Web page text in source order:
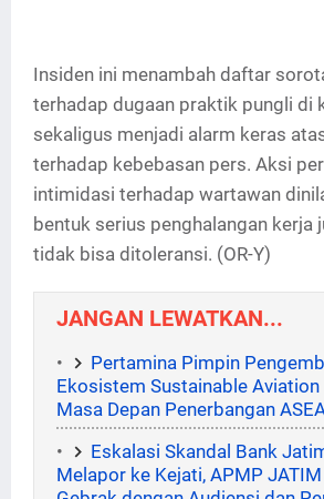
Insiden ini menambah daftar
terhadap dugaan praktik pungli di
sekaligus menjadi alarm keras
terhadap kebebasan pers. Aksi
intimidasi terhadap wartawan
bentuk serius penghalangan kerja
tidak bisa ditoleransi. (OR-Y)
JANGAN LEWATKAN...
Pertamina Pimpin
Ekosistem Sustainable Aviation
Masa Depan Penerbangan
Eskalasi Skandal Bank
Melapor ke Kejati, APMP